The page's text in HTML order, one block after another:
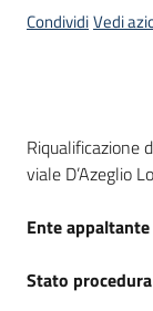
English
site
CondividiVedi
Dati del
Riqualificazione
viale D’Azeglio
Ente appaltante
Stato procedura